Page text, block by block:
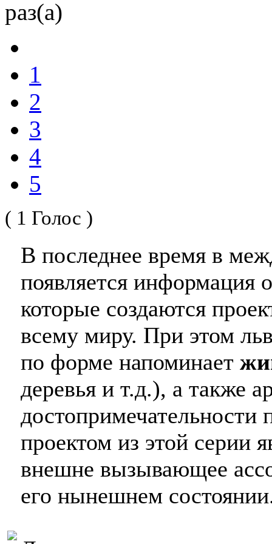
раз(а)
1
2
3
4
5
( 1 Голос )
В последнее время в
появляется информация
которые создаются
всему миру. При этом
по форме напоминает
деревья и т.д.), а также
проектом из этой серии
внешне вызывающее
его нынешнем